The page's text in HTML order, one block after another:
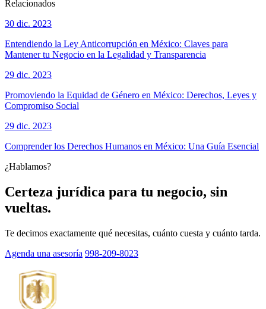
Relacionados
30 dic. 2023
Entendiendo la Ley Anticorrupción en México: Claves para
Mantener tu Negocio en la Legalidad y Transparencia
29 dic. 2023
Promoviendo la Equidad de Género en México: Derechos, Leyes y
Compromiso Social
29 dic. 2023
Comprender los Derechos Humanos en México: Una Guía Esencial
¿Hablamos?
Certeza jurídica para tu negocio, sin
vueltas.
Te decimos exactamente qué necesitas, cuánto cuesta y cuánto tarda.
Agenda una asesoría 998-209-8023